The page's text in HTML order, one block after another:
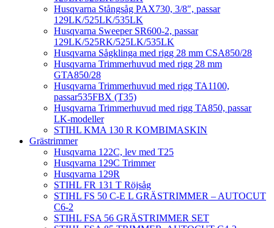
Husqvarna Stångsåg PAX730, 3/8″, passar
129LK/525LK/535LK
Husqvarna Sweeper SR600-2, passar
129LK/525RK/525LK/535LK
Husqvarna Sågklinga med rigg 28 mm CSA850/28
Husqvarna Trimmerhuvud med rigg 28 mm
GTA850/28
Husqvarna Trimmerhuvud med rigg TA1100,
passar535FBX (T35)
Husqvarna Trimmerhuvud med rigg TA850, passar
LK-modeller
STIHL KMA 130 R KOMBIMASKIN
Grästrimmer
Husqvarna 122C, lev med T25
Husqvarna 129C Trimmer
Husqvarna 129R
STIHL FR 131 T Röjsåg
STIHL FS 50 C-E L GRÄSTRIMMER – AUTOCUT
C6-2
STIHL FSA 56 GRÄSTRIMMER SET